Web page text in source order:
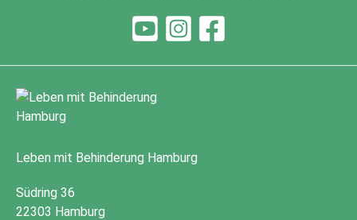
Leben mit Behinderung Hamburg
Südring 36
22303 Hamburg